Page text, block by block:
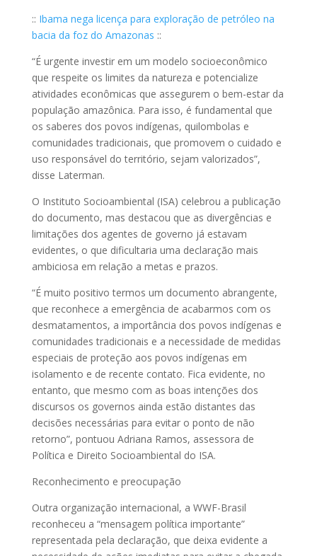
:: Ibama nega licença para exploração de petróleo na
bacia da foz do Amazonas ::
“É urgente investir em um modelo socioeconômico
que respeite os limites da natureza e potencialize
atividades econômicas que assegurem o bem-estar da
população amazônica. Para isso, é fundamental que
os saberes dos povos indígenas, quilombolas e
comunidades tradicionais, que promovem o cuidado e
uso responsável do território, sejam valorizados”,
disse Laterman.
O Instituto Socioambiental (ISA) celebrou a publicação
do documento, mas destacou que as divergências e
limitações dos agentes de governo já estavam
evidentes, o que dificultaria uma declaração mais
ambiciosa em relação a metas e prazos.
“É muito positivo termos um documento abrangente,
que reconhece a emergência de acabarmos com os
desmatamentos, a importância dos povos indígenas e
comunidades tradicionais e a necessidade de medidas
especiais de proteção aos povos indígenas em
isolamento e de recente contato. Fica evidente, no
entanto, que mesmo com as boas intenções dos
discursos os governos ainda estão distantes das
decisões necessárias para evitar o ponto de não
retorno”, pontuou Adriana Ramos, assessora de
Política e Direito Socioambiental do ISA.
Reconhecimento e preocupação
Outra organização internacional, a WWF-Brasil
reconheceu a “mensagem política importante”
representada pela declaração, que deixa evidente a